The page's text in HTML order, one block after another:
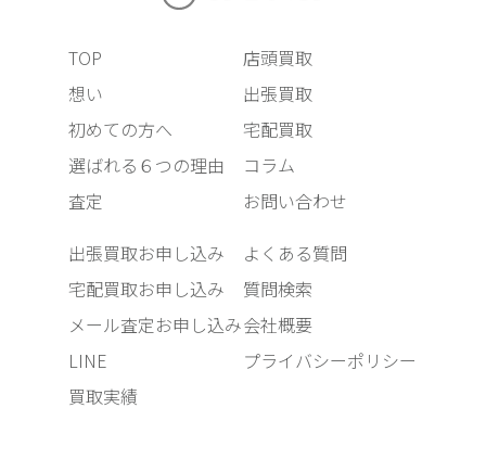
TOP
想い
初めての方へ
選ばれる６つの理由
査定
店頭買取
出張買取
宅配買取
コラム
お問い合わせ
出張買取お申し込み
宅配買取お申し込み
メール査定お申し込み
LINE
買取実績
よくある質問
質問検索
会社概要
プライバシーポリシー